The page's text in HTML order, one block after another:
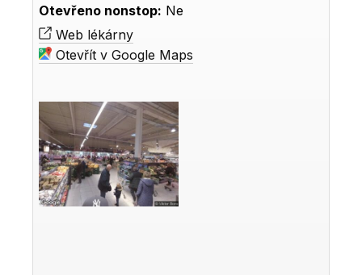
Otevřeno nonstop: Ne
Web lékárny
Otevřít v Google Maps